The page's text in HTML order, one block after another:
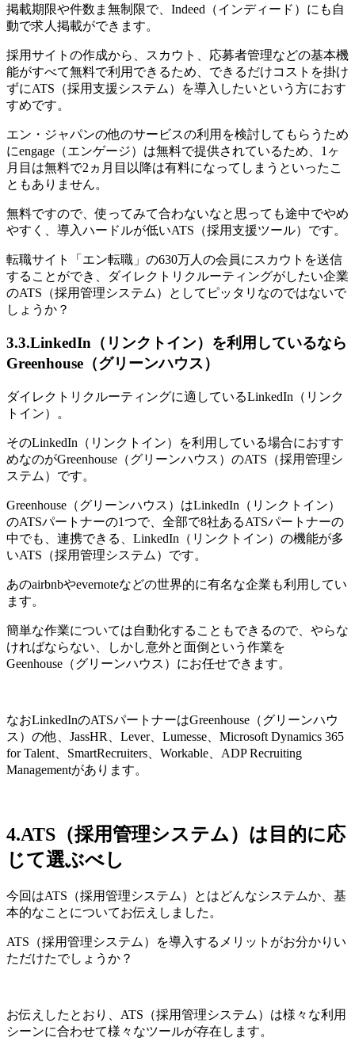
掲載期限や件数ま無制限で、Indeed（インディード）にも自
動で求人掲載ができます。
採用サイトの作成から、スカウト、応募者管理などの基本機
能がすべて無料で利用できるため、できるだけコストを掛け
ずにATS（採用支援システム）を導入したいという方におす
すめです。
エン・ジャパンの他のサービスの利用を検討してもらうため
にengage（エンゲージ）は無料で提供されているため、1ヶ
月目は無料で2ヵ月目以降は有料になってしまうといったこ
ともありません。
無料ですので、使ってみて合わないなと思っても途中でやめ
やすく、導入ハードルが低いATS（採用支援ツール）です。
転職サイト「エン転職」の630万人の会員にスカウトを送信
することができ、ダイレクトリクルーティングがしたい企業
のATS（採用管理システム）としてピッタリなのではないで
しょうか？
3.3.LinkedIn（リンクトイン）を利用しているなら
Greenhouse（グリーンハウス）
ダイレクトリクルーティングに適しているLinkedIn（リンク
トイン）。
そのLinkedIn（リンクトイン）を利用している場合におすす
めなのがGreenhouse（グリーンハウス）のATS（採用管理シ
ステム）です。
Greenhouse（グリーンハウス）はLinkedIn（リンクトイン）
のATSパートナーの1つで、全部で8社あるATSパートナーの
中でも、連携できる、LinkedIn（リンクトイン）の機能が多
いATS（採用管理システム）です。
あのairbnbやevernoteなどの世界的に有名な企業も利用してい
ます。
簡単な作業については自動化することもできるので、やらな
ければならない、しかし意外と面倒という作業を
Geenhouse（グリーンハウス）にお任せできます。
なおLinkedInのATSパートナーはGreenhouse（グリーンハウ
ス）の他、JassHR、Lever、Lumesse、Microsoft Dynamics 365
for Talent、SmartRecruiters、Workable、ADP Recruiting
Managementがあります。
4.ATS（採用管理システム）は目的に応
じて選ぶべし
今回はATS（採用管理システム）とはどんなシステムか、基
本的なことについてお伝えしました。
ATS（採用管理システム）を導入するメリットがお分かりい
ただけたでしょうか？
お伝えしたとおり、ATS（採用管理システム）は様々な利用
シーンに合わせて様々なツールが存在します。